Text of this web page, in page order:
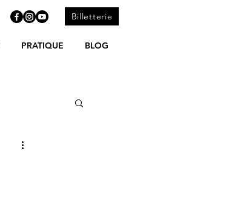
Billetterie
PRATIQUE BLOG